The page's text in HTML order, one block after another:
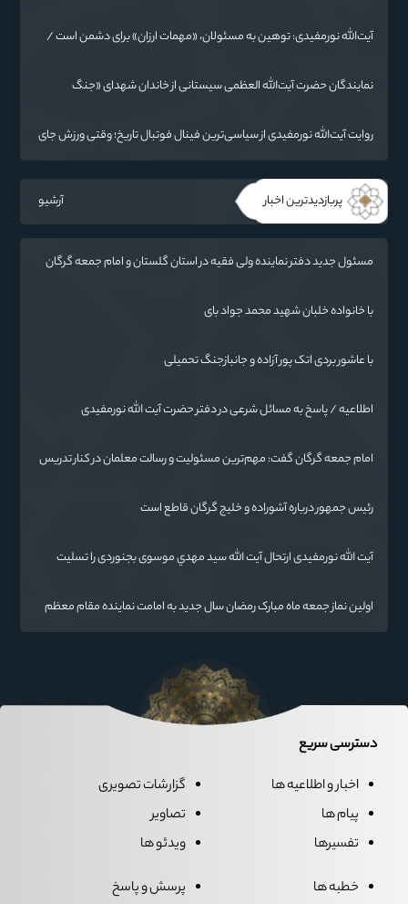
آیت‌الله نورمفیدی: توهین به مسئولان، «مهمات ارزان» برای دشمن است /
نمایندگان حضرت آیت‌الله العظمی سیستانی از خاندان شهدای «جنگ
روایت آیت‌الله نورمفیدی از سیاسی‌ترین فینال فوتبال تاریخ؛ وقتی ورزش جای
پربازدیدترین اخبار آرشیو
مسئول جدید دفتر نماینده ولی فقیه در استان گلستان و امام جمعه گرگان
با خانواده خلبان شهید محمد جواد بای
با عاشور بردی اتک پور آزاده و جانبازجنگ تحمیلی
اطلاعیه / پاسخ به مسائل شرعی در دفتر حضرت آیت الله نورمفیدی
امام جمعه گرگان گفت: مهم‌ترین مسئولیت و رسالت معلمان در کنار تدریس
ایران اسلامی است.
رئیس جمهور درباره آشوراده و خلیج گرگان قاطع است
آیت الله نورمفیدی ارتحال آیت الله سيد مهدي موسوی بجنوردی را تسلیت
اولین نماز جمعه ماه مبارک رمضان سال جدید به امامت نماینده مقام معظم
دسترسی سریع
اخبار و اطلاعیه ها
پیام ها
تفسیرها
گزارشات تصویری
تصاویر
ویدئو ها
خطبه ها
پرسش و پاسخ